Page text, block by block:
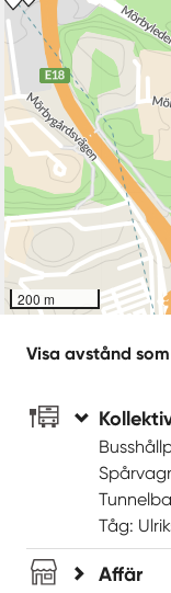
200 m
Visa avstånd
Tåg:
Affär